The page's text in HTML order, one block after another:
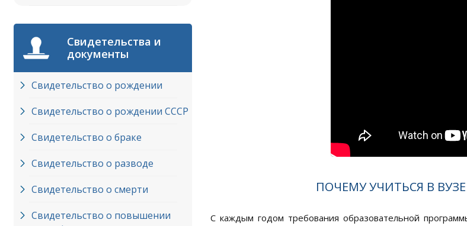
Свидетельства и
документы
Свидетельство о рождении
Свидетельство о рождении СССР
Свидетельство о браке
Свидетельство о разводе
Свидетельство о смерти
Свидетельство о повышении
ПОЧЕМУ УЧИТЬСЯ В
С каждым годом требования образовательной